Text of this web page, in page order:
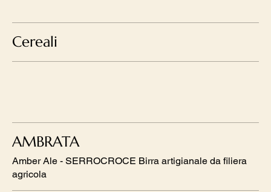
Cereali
AMBRATA
Amber Ale - SERROCROCE Birra artigianale da filiera
agricola